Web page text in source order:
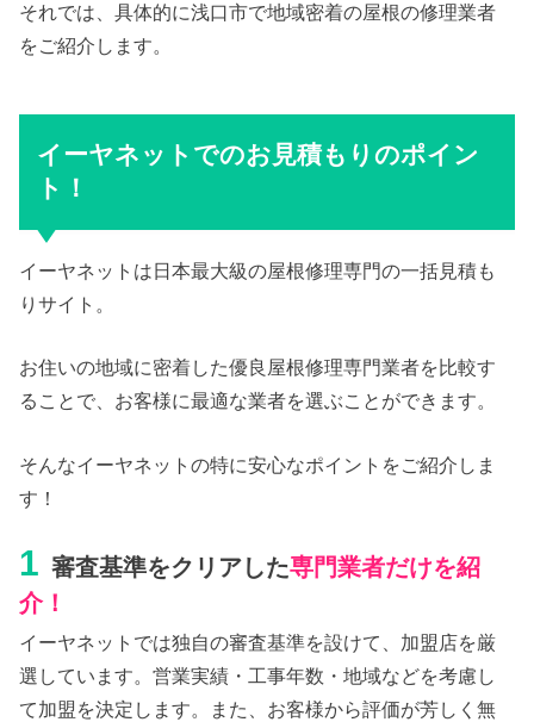
それでは、具体的に浅口市で地域密着の屋根の修理業者
をご紹介します。
イーヤネットでのお見積もりのポイン
ト！
イーヤネットは日本最大級の屋根修理専門の一括見積も
りサイト。
お住いの地域に密着した優良屋根修理専門業者を比較す
ることで、お客様に最適な業者を選ぶことができます。
そんなイーヤネットの特に安心なポイントをご紹介しま
す！
1 審査基準をクリアした専門業者だけを紹
介！
イーヤネットでは独自の審査基準を設けて、加盟店を厳
選しています。営業実績・工事年数・地域などを考慮し
て加盟を決定します。また、お客様から評価が芳しく無